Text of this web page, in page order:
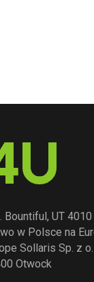
Bountiful, UT 4010
w Polsce na
Sollaris Sp. z
Otwock